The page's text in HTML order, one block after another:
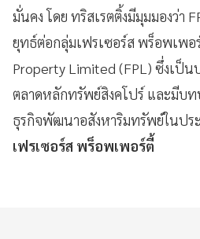
มั่นคง โดย ทริสเรตติ้งมีมุมมองว่า
ยุทธ์ต่อกลุ่มเฟรเซอร์ส พร็อพเพอ
Property Limited (FPL) ซึ่งเป็
ตลาดหลักทรัพย์สิงคโปร์ และมีบ
ธุรกิจพัฒนาอสังหาริมทรัพย์ในปร
เฟรเซอร์ส พร็อพเพอร์ตี้